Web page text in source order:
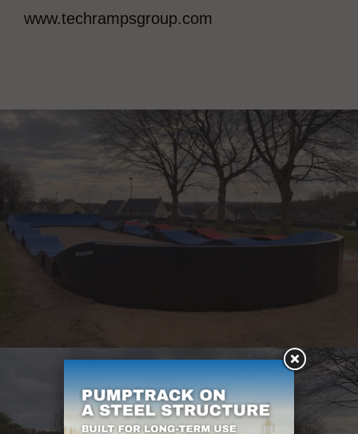
www.techrampsgroup.com